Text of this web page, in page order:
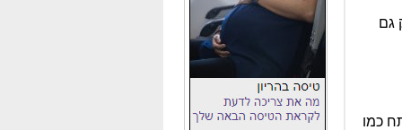
גם
כמו